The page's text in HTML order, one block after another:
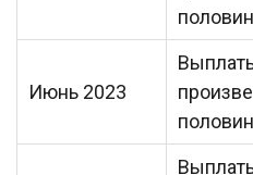
Июнь 2023